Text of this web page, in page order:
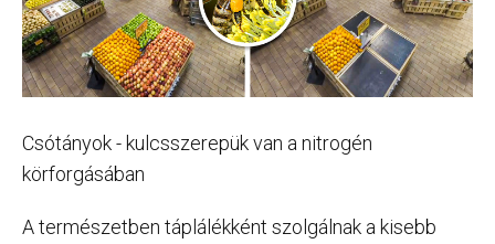
Csótányok - kulcsszerepük van a nitrogén
körforgásában
A természetben táplálékként szolgálnak a kisebb